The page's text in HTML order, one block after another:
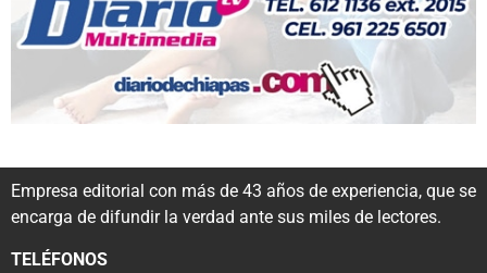
Empresa editorial con más de 43 años de experiencia, que se
encarga de difundir la verdad ante sus miles de lectores.
TELÉFONOS